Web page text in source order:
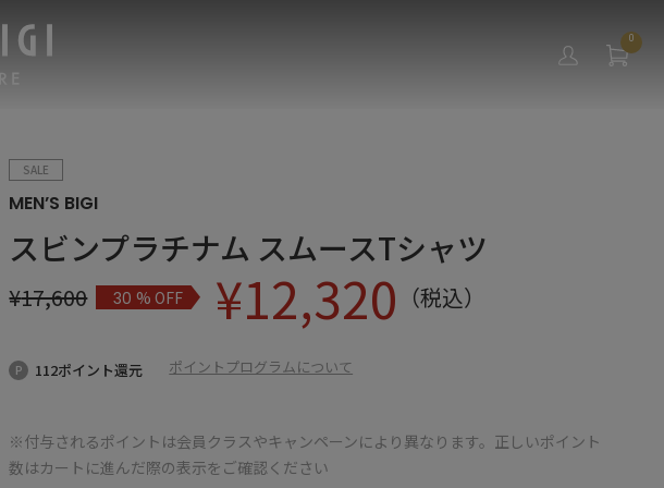
0
SALE
MEN’S BIGI
スビンプラチナム スムースTシャツ
¥17,600 30% OFF ¥12,320 （税込）
112ポイント還元 ポイントプログラムについて
※付与されるポイントは会員クラスやキャンペーンにより異なります。正しいポイント
数はカートに進んだ際の表示をご確認ください